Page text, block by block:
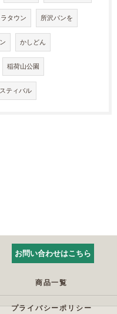
タウン 所沢パンを
かしどん
稲荷山公園
ティバル
お問い合わせはこちら
商品一覧
プライバシーポリシー